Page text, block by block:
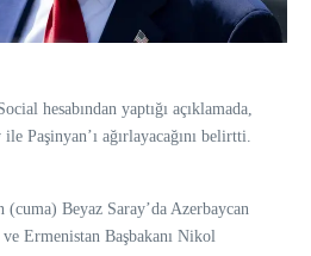
hesabından yaptığı açıklamada,
Paşinyan’ı ağırlayacağını belirtti.
(cuma) Beyaz Saray’da Azerbaycan
Ermenistan Başbakanı Nikol